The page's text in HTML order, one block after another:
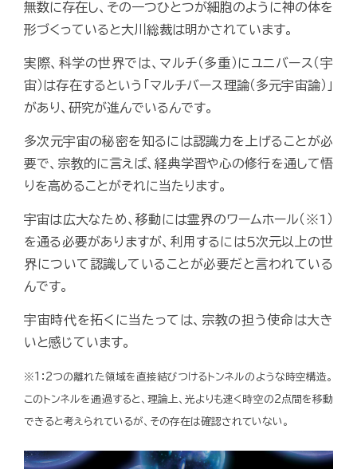
無数に存在し、その一つひとつが細胞のように神の体を
形づくっていると大川総裁は明かされています。
実際、科学の世界では、マルチ（多重）にユニバース（宇
宙）は存在するという「マルチバース理論（多元宇宙論）」
があり、研究が進んでいるんです。
多次元宇宙の秘密を知るには認識力を上げることが必
要で、宗教的に言えば、経典学習や心の修行を通して悟
りを高めることがそれに当たります。
宇宙は広大なため、移動には霊界のワームホール（※1）
を通る必要がありますが、利用するには５次元以上の世
界について認識していることが必要だと言われている
んです。
宇宙時代を拓くに当たっては、宗教の担う使命は大き
いと感じています。
※1：2つの離れた領域を直接結びつけるトンネルのような時空構造。
このトンネルを通過すると、理論上、光よりも速く時空の2点間を移動
できると考えられているが、その存在は確認されていない。